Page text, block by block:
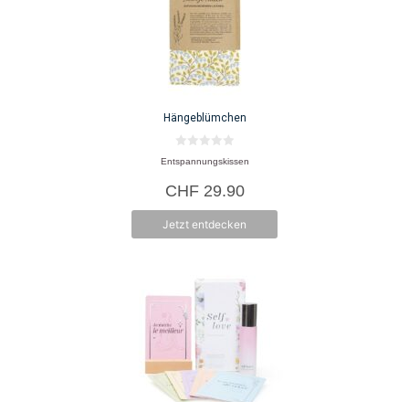
Hängeblümchen
v
n
5
Entspannungskissen
CHF29.90
Jetzt entdecken